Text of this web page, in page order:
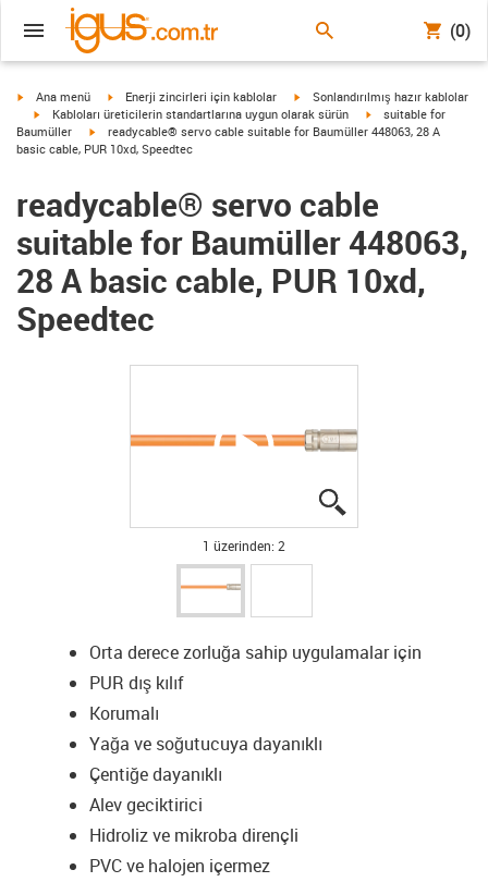
(0)
igus-icon-arrow-right
Ana menü igus-icon-arrow-right
Enerji zincirleri için kablolar igus-icon-arrow-right
Sonlandırılmış hazır kablolar
igus-icon-arrow-right
Kabloları üreticilerin standartlarına uygun olarak sürün igus-icon-arrow-right
suitable for
Baumüller
igus-icon-arrow-right
readycable® servo cable suitable for Baumüller 448063, 28 A
basic cable, PUR 10xd, Speedtec
readycable® servo cable
suitable for Baumüller 448063,
28 A basic cable, PUR 10xd,
Speedtec
1 üzerinden: 2
Orta derece zorluğa sahip uygulamalar için
PUR dış kılıf
Korumalı
Yağa ve soğutucuya dayanıklı
Çentiğe dayanıklı
Alev geciktirici
Hidroliz ve mikroba dirençli
PVC ve halojen içermez